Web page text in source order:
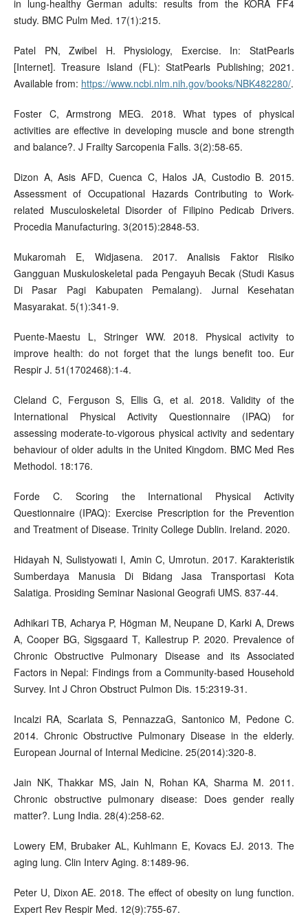
in lung-healthy German adults: results from the KORA FF4
study. BMC Pulm Med. 17(1):215.
Patel PN, Zwibel H. Physiology, Exercise. In: StatPearls
[Internet]. Treasure Island (FL): StatPearls Publishing; 2021.
Available from: https://www.ncbi.nlm.nih.gov/books/NBK482280/.
Foster C, Armstrong MEG. 2018. What types of physical
activities are effective in developing muscle and bone strength
and balance?. J Frailty Sarcopenia Falls. 3(2):58-65.
Dizon A, Asis AFD, Cuenca C, Halos JA, Custodio B. 2015.
Assessment of Occupational Hazards Contributing to Work-
related Musculoskeletal Disorder of Filipino Pedicab Drivers.
Procedia Manufacturing. 3(2015):2848-53.
Mukaromah E, Widjasena. 2017. Analisis Faktor Risiko
Gangguan Muskuloskeletal pada Pengayuh Becak (Studi Kasus
Di Pasar Pagi Kabupaten Pemalang). Jurnal Kesehatan
Masyarakat. 5(1):341-9.
Puente-Maestu L, Stringer WW. 2018. Physical activity to
improve health: do not forget that the lungs benefit too. Eur
Respir J. 51(1702468):1-4.
Cleland C, Ferguson S, Ellis G, et al. 2018. Validity of the
International Physical Activity Questionnaire (IPAQ) for
assessing moderate-to-vigorous physical activity and sedentary
behaviour of older adults in the United Kingdom. BMC Med Res
Methodol. 18:176.
Forde C. Scoring the International Physical Activity
Questionnaire (IPAQ): Exercise Prescription for the Prevention
and Treatment of Disease. Trinity College Dublin. Ireland. 2020.
Hidayah N, Sulistyowati I, Amin C, Umrotun. 2017. Karakteristik
Sumberdaya Manusia Di Bidang Jasa Transportasi Kota
Salatiga. Prosiding Seminar Nasional Geografi UMS. 837-44.
Adhikari TB, Acharya P, Högman M, Neupane D, Karki A, Drews
A, Cooper BG, Sigsgaard T, Kallestrup P. 2020. Prevalence of
Chronic Obstructive Pulmonary Disease and its Associated
Factors in Nepal: Findings from a Community-based Household
Survey. Int J Chron Obstruct Pulmon Dis. 15:2319-31.
Incalzi RA, Scarlata S, PennazzaG, Santonico M, Pedone C.
2014. Chronic Obstructive Pulmonary Disease in the elderly.
European Journal of Internal Medicine. 25(2014):320-8.
Jain NK, Thakkar MS, Jain N, Rohan KA, Sharma M. 2011.
Chronic obstructive pulmonary disease: Does gender really
matter?. Lung India. 28(4):258-62.
Lowery EM, Brubaker AL, Kuhlmann E, Kovacs EJ. 2013. The
aging lung. Clin Interv Aging. 8:1489-96.
Peter U, Dixon AE. 2018. The effect of obesity on lung function.
Expert Rev Respir Med. 12(9):755-67.